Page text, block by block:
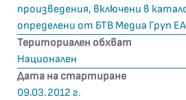
произведения, включени в
определени от БТВ Медиа Груп
Териториален обхват
Национален
Дата на стартиране
09.03.2012 г.